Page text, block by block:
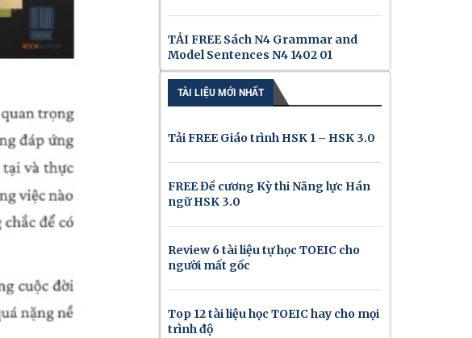
TẢI FREE Sách N4 Grammar and
Model Sentences N4 1402 01
TÀI LIỆU MỚI NHẤT
Tải FREE Giáo trình HSK 1 – HSK 3.0
FREE Đề cương Kỳ thi Năng lực Hán
ngữ HSK 3.0
Review 6 tài liệu tự học TOEIC cho
người mất gốc
Top 12 tài liệu học TOEIC hay cho mọi
trình độ